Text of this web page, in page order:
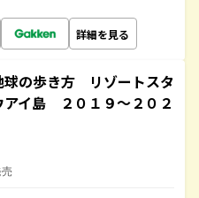
詳細を見る
の歩き方 リゾートスタ
イ島 ２０１９～２０２